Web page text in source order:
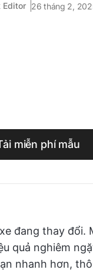
Editor 26 tháng 2,
miễn phí mẫu
đang thay
quả nghiêm
nhanh hơn,